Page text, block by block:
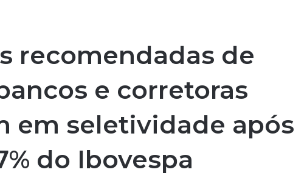
recomendadas de
e corretoras
em seletividade após
do Ibovespa